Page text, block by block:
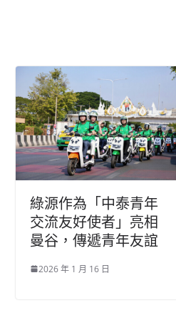
綠源作為「中泰青年
交流友好使者」亮相
曼谷，傳遞青年友誼
2026 年 1 月 16 日